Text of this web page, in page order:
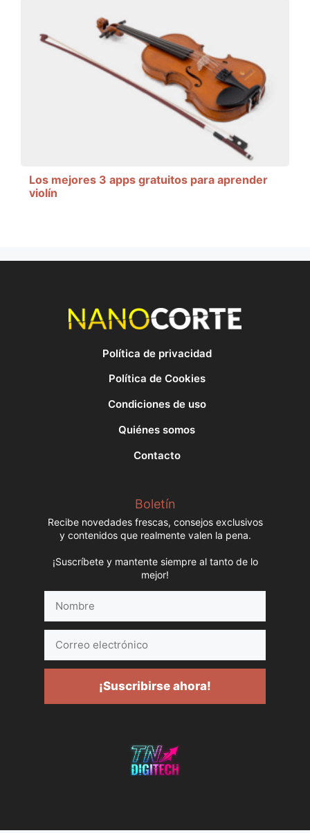
Los mejores 3 apps gratuitos para aprender
violín
Política de privacidad
Política de Cookies
Condiciones de uso
Quiénes somos
Contacto
Boletín
Recibe novedades frescas, consejos exclusivos
y contenidos que realmente valen la pena.
¡Suscríbete y mantente siempre al tanto de lo
mejor!
electrónico
¡Suscribirse ahora!